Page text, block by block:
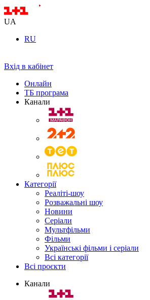
UA
RU
Вхід в кабінет
Онлайн
ТБ програма
Канали
Категорії
Реаліті-шоу
Розважальні шоу
Новини
Серіали
Мультфільми
Фільми
Українські фільми і серіали
Всі категорії
Всі проєкти
Канали